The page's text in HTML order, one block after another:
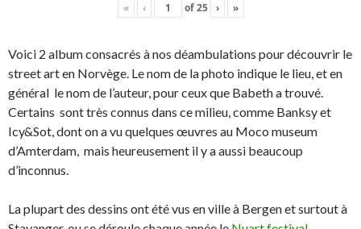
« ‹ of25 › »
Voici 2 album consacrés à nos déambulations pour découvrir le
street art en Norvège. Le nom de la photo indique le lieu, et en
général le nom de l’auteur, pour ceux que Babeth a trouvé.
Certains sont très connus dans ce milieu, comme Banksy et
Icy&Sot, dont on a vu quelques œuvres au Moco museum
d’Amterdam, mais heureusement il y a aussi beaucoup
d’inconnus.
La plupart des dessins ont été vus en ville à Bergen et surtout à